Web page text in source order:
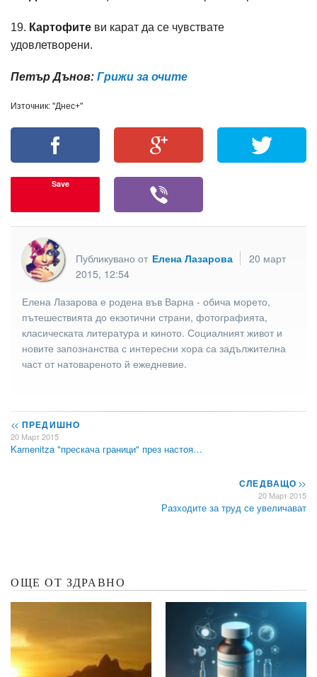
19. Картофите ви карат да се чувствате
удовлетворени.
Петър Дънов: Грижи за очите
Източник: "Днес+"
Save
Публикувано от Елена Лазарова
20 март
2015, 12:54
Елена Лазарова е родена във Варна - обича морето,
пътешествията до екзотични страни, фотографията,
класическата литература и киното. Социалният живот и
новите запознанства с интересни хора са задължителна
част от натовареното й ежедневие.
<< ПРЕДИШНО
20 Март 2015
Kamenitza "прескача граници" през настоя…
СЛЕДВАЩО>>
20 Март 2015
Разходите за труд се увеличават
ОЩЕ ОТ ЗДРАВНО